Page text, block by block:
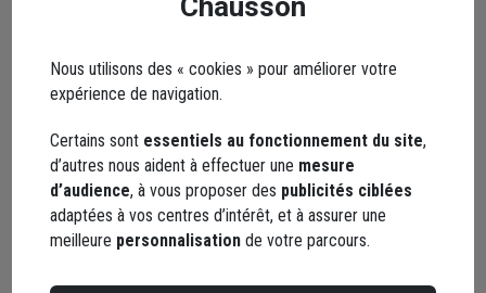
BV155 BLANC VEINE
155X7X17 4M
Code : 474535-1
Chausson
Nous utilisons des « cookies » pour améliorer votre
expérience de navigation.
Certains sont essentiels au fonctionnement du site,
d’autres nous aident à effectuer une mesure
d’audience, à vous proposer des publicités ciblées
adaptées à vos centres d’intérêt, et à assurer une
meilleure personnalisation de votre parcours.